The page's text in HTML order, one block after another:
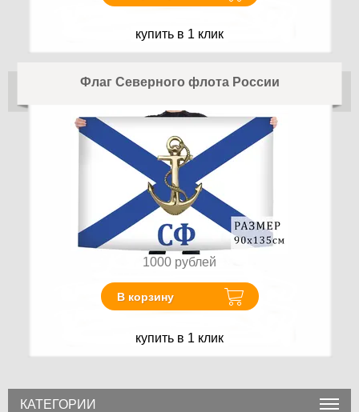
купить в 1 клик
Флаг Северного флота России
1000 рублей
В корзину
купить в 1 клик
КАТЕГОРИИ